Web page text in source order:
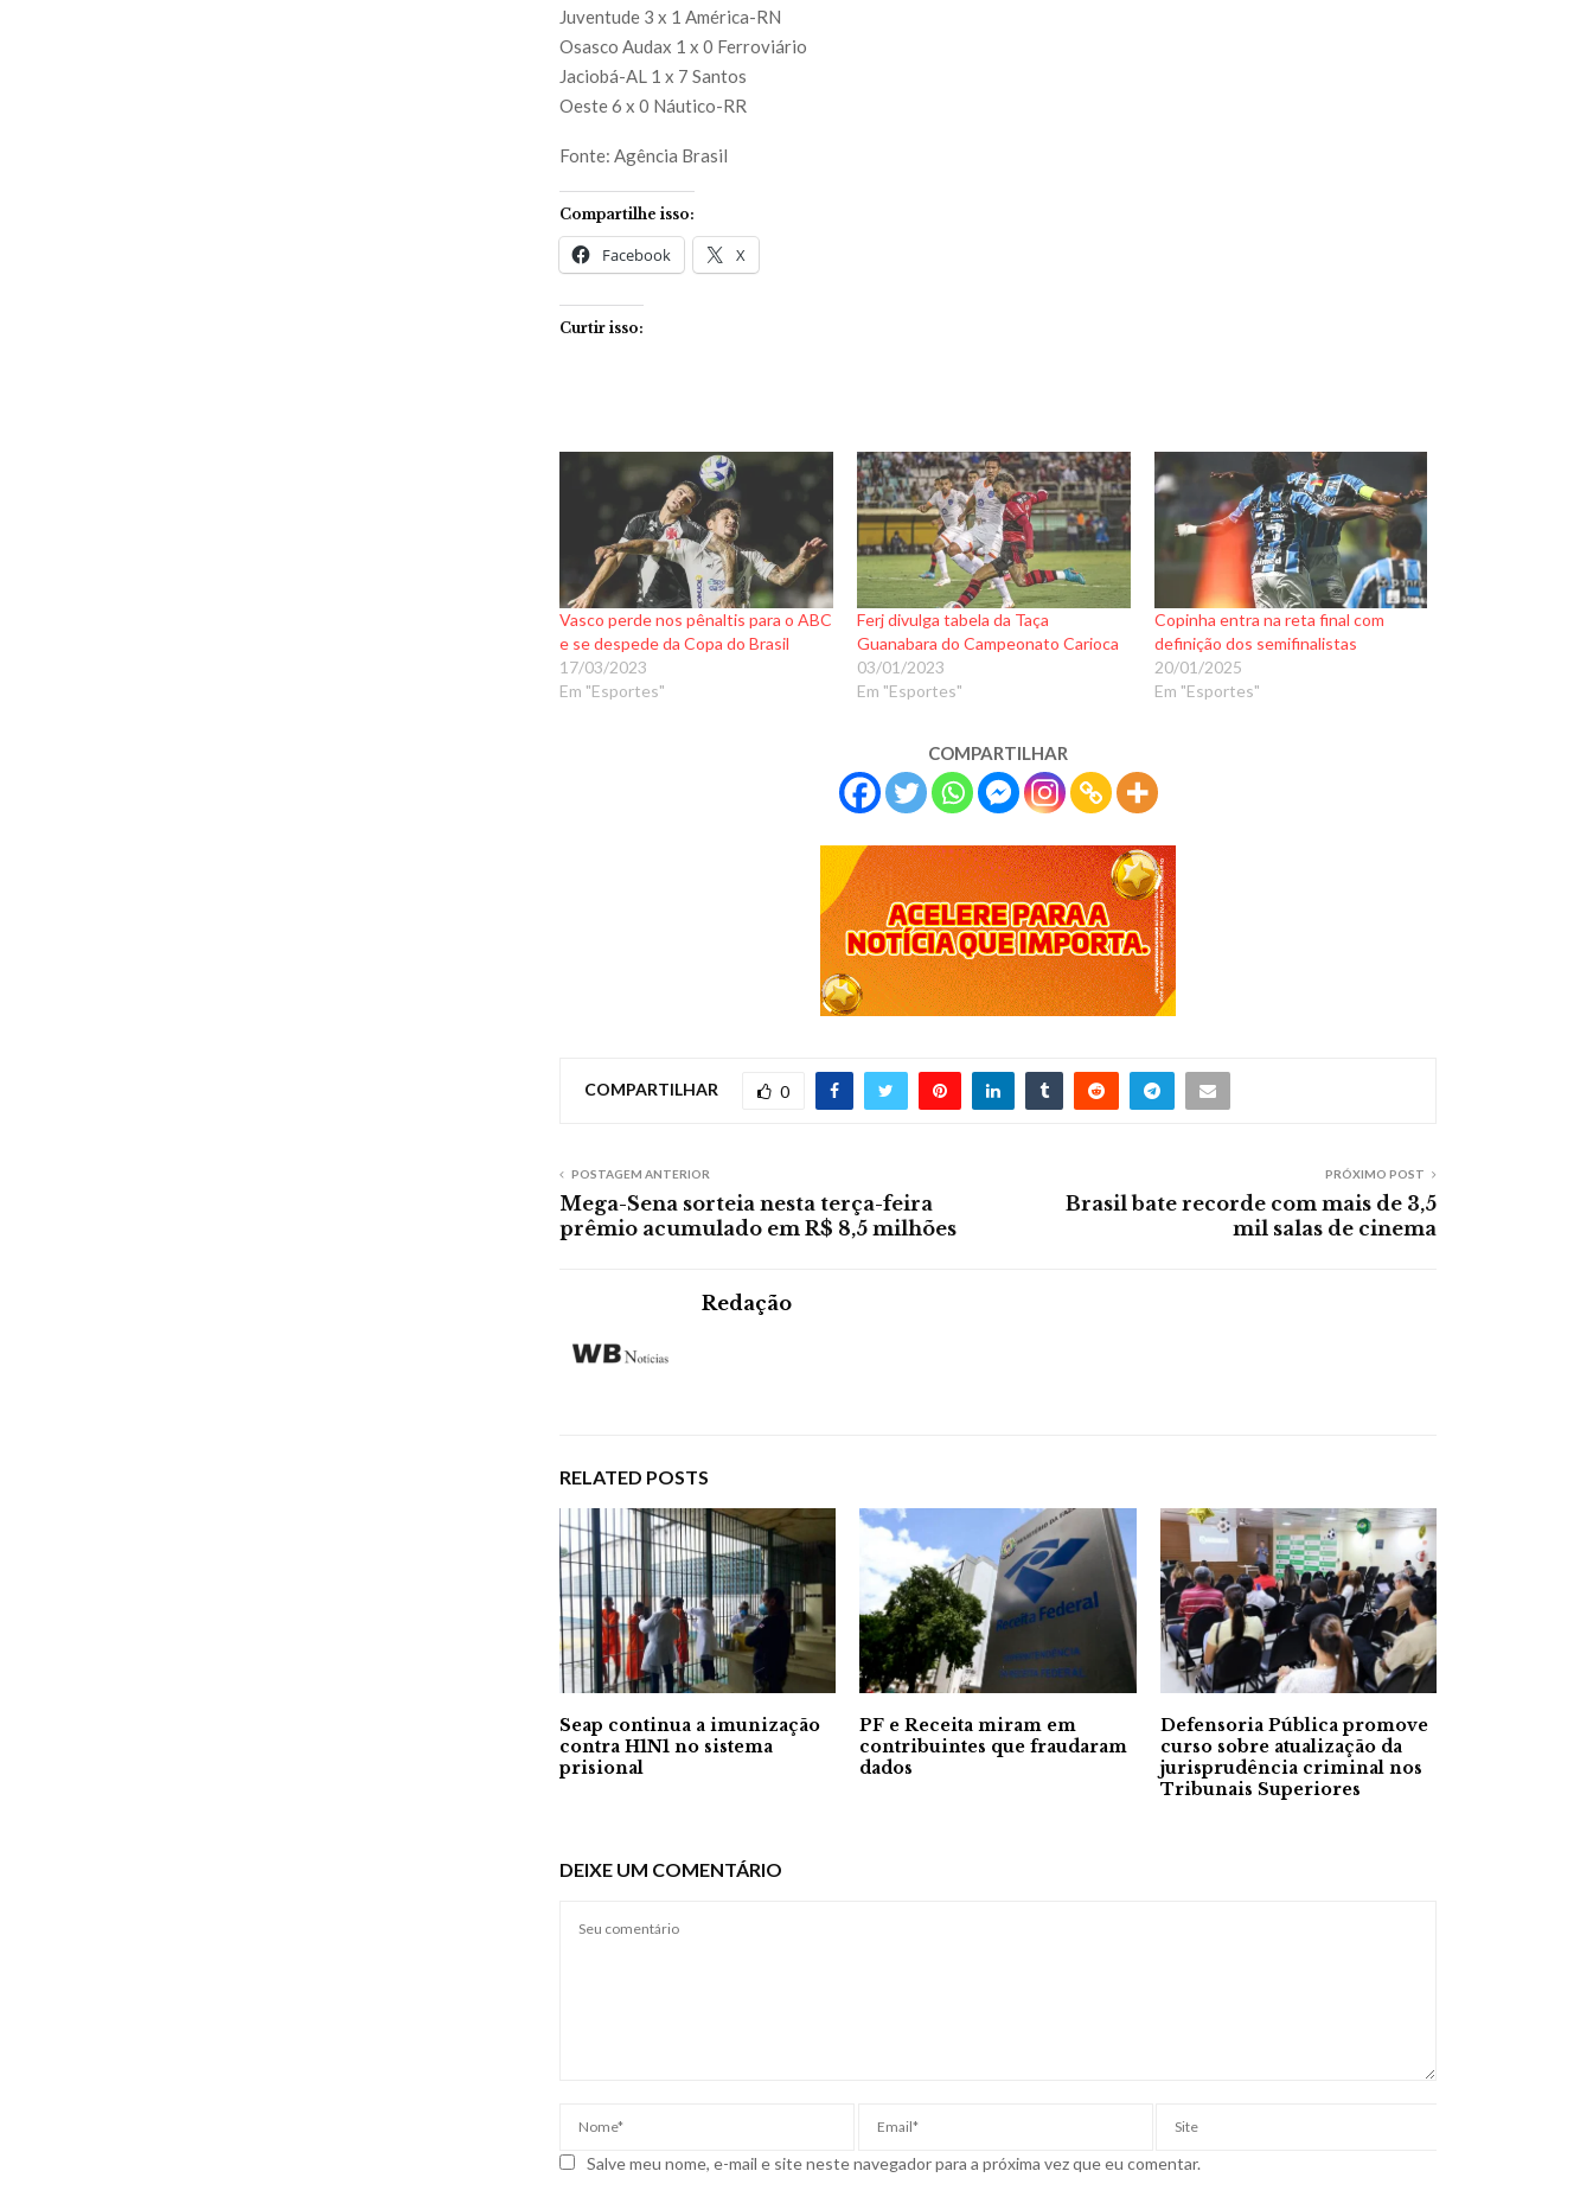
Juventude 3 x 1 América-RN
Osasco Audax 1 x 0 Ferroviário
Jaciobá-AL 1 x 7 Santos
Oeste 6 x 0 Náutico-RR
Fonte: Agência Brasil
Compartilhe isso:
Facebook X
Curtir isso:
Vasco perde nos pênaltis para o ABC
e se despede da Copa do Brasil
17/03/2023
Em "Esportes"
Ferj divulga tabela da Taça
Guanabara do Campeonato Carioca
03/01/2023
Em "Esportes"
Copinha entra na reta final com
definição dos semifinalistas
20/01/2025
Em "Esportes"
COMPARTILHAR
COMPARTILHAR 0
POSTAGEM ANTERIOR
Mega-Sena sorteia nesta terça-feira
prêmio acumulado em R$ 8,5 milhões
PRÓXIMO POST
Brasil bate recorde com mais de 3,5
mil salas de cinema
Redação
RELATED POSTS
Seap continua a imunização
contra H1N1 no sistema
prisional
PF e Receita miram em
contribuintes que fraudaram
dados
Defensoria Pública promove
curso sobre atualização da
jurisprudência criminal nos
Tribunais Superiores
DEIXE UM COMENTÁRIO
Salve meu nome, e-mail e site neste navegador para a próxima vez que eu comentar.